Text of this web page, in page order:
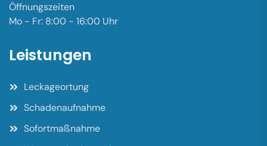
Öffnungszeiten
Mo - Fr: 8:00 - 16:00 Uhr
Leistungen
Leckageortung
Schadenaufnahme
Sofortmaßnahme